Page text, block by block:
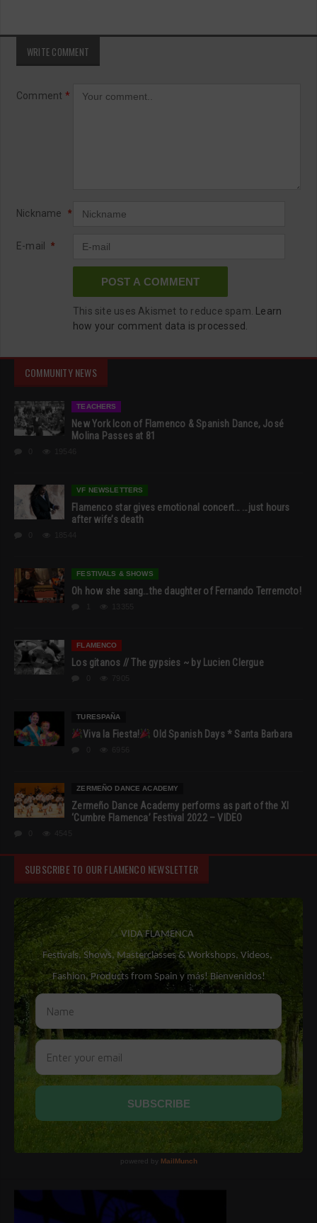
WRITE COMMENT
Comment *
Nickname *
E-mail *
This site uses Akismet to reduce spam.
Learn
how your comment data is processed.
COMMUNITY NEWS
TEACHERS
New York Icon of Flamenco & Spanish Dance, José
Molina Passes at 81
VF NEWSLETTERS
Flamenco star gives emotional concert… …just hours
after wife’s death
FESTIVALS & SHOWS
Oh how she sang…the daughter of Fernando Terremoto!
FLAMENCO
Los gitanos // The gypsies ~ by Lucien Clergue
TURESPAÑA
Viva la Fiesta! Old Spanish Days * Santa Barbara
ZERMEÑO DANCE ACADEMY
Zermeño Dance Academy performs as part of the XI
‘Cumbre Flamenca’ Festival 2022 – VIDEO
SUBSCRIBE TO OUR FLAMENCO NEWSLETTER